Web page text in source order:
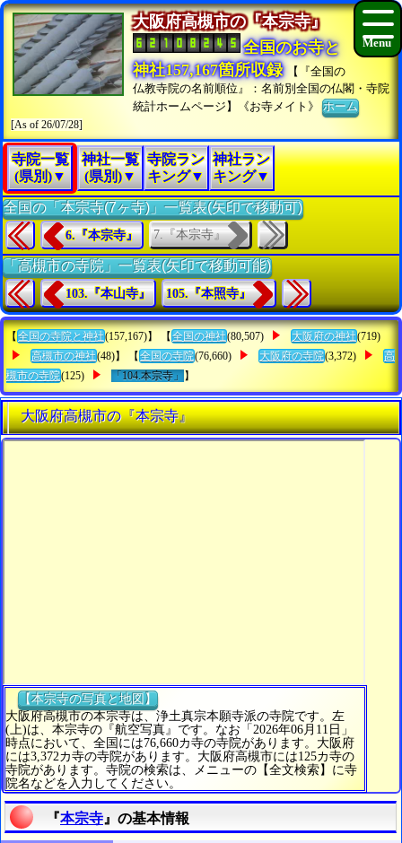
大阪府高槻市の『本宗寺』
全国のお寺と
神社157,167箇所収録
【『全国の
仏教寺院の名前順位』：名前別全国の仏閣・寺院
統計ホームページ】《お寺メイト》ホーム
[As of 26/07/28]
寺院一覧
(県別)▼
神社一覧
(県別)▼
寺院ラン
キング▼
神社ラン
キング▼
全国の「本宗寺(7ヶ寺)」一覧表(矢印で移動可)
6.『本宗寺』 7.『本宗寺』
「高槻市の寺院」一覧表(矢印で移動可能)
103.『本山寺』 105.『本照寺』
【 全国の寺院と神社(157,167)】 【 全国の神社(80,507) 大阪府の神社(719)
高槻市の神社(48)】 【 全国の寺院(76,660) 大阪府の寺院(3,372)
高
槻市の寺院(125) 「104.本宗寺」 】
大阪府高槻市の『本宗寺』
【本宗寺の写真と地図】
大阪府高槻市の本宗寺は、浄土真宗本願寺派の寺院です。左
(上)は、本宗寺の『航空写真』です。なお「2026年06月11日」
時点において、全国には76,660カ寺の寺院があります。大阪府
には3,372カ寺の寺院があります。大阪府高槻市には125カ寺の
寺院があります。寺院の検索は、メニューの【全文検索】に寺
院名などを入力してください。
『本宗寺 』の基本情報